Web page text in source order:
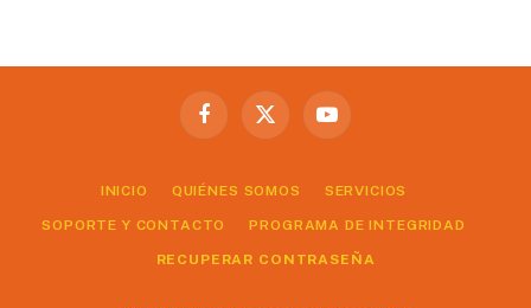
Facebook
X
YouTube
INICIO QUIÉNES SOMOS SERVICIOS
SOPORTE Y CONTACTO PROGRAMA DE INTEGRIDAD
RECUPERAR CONTRASEÑA